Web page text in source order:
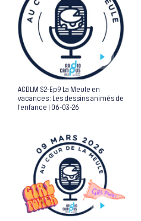
ACDLM S2-Ep9 La Meule en
vacances : Les dessins animés de
l’enfance | 06-03-26